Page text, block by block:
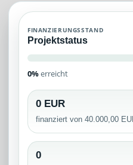
FINANZIERUNGSSTAND
Projektstatus
0%erreicht
0 EUR
finanziert von 40.000,00
0